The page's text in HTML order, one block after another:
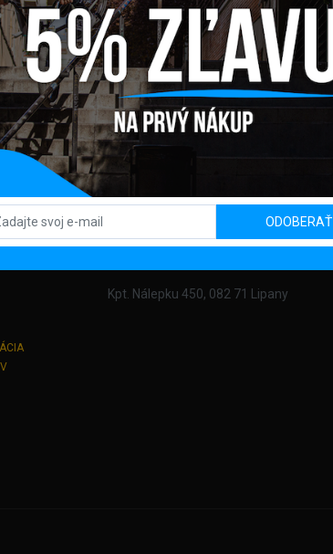
BB
Kpt. Nálepku 450, 082 71 Lipany
ODOBERAŤ